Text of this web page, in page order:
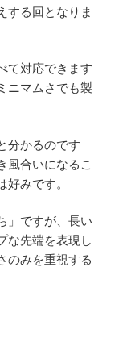
する回となりま
て対応できます
ニマムさでも製
分かるのです
風合いになるこ
みです。
」ですが、長い
な先端を表現し
のみを重視する